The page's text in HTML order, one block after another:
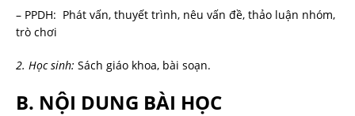
– PPDH: Phát vấn, thuyết trình, nêu vấn đề, thảo luận nhóm,
trò chơi
2. Học sinh: Sách giáo khoa, bài soạn.
B. NỘI DUNG BÀI HỌC